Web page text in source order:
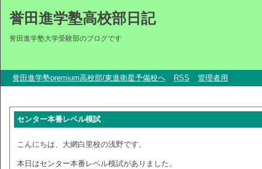
誉田進学塾高校部日記
誉田進学塾大学受験部のブログです
誉田進学塾premium高校部/東進衛星予備校へ RSS 管理者用
センター本番レベル模試
こんにちは、大網白里校の浅野です。
本日はセンター本番レベル模試がありました。